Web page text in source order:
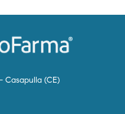
Casapulla (CE)